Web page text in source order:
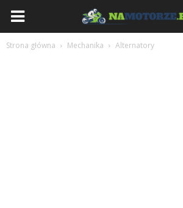
NaMotorze.pl
Strona główna Mechanika Alternatory